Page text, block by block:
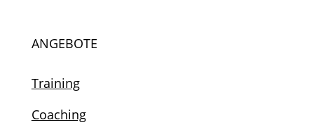
ANGEBOTE
Training
Coaching